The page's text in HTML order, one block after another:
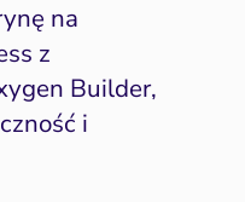
na
z
Builder,
i